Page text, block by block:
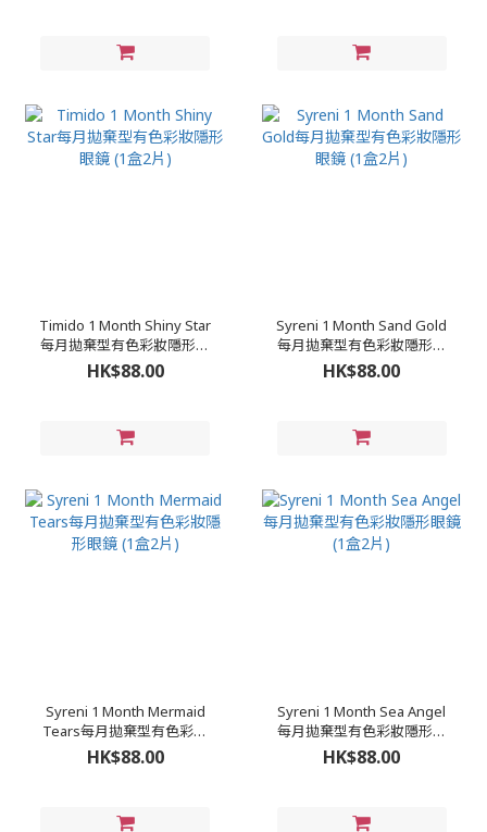
Timido 1 Month Shiny Star
每月拋棄型有色彩妝隱形眼
鏡 (1盒2片)
HK$88.00
Syreni 1 Month Sand Gold
每月拋棄型有色彩妝隱形眼
鏡 (1盒2片)
HK$88.00
Syreni 1 Month Mermaid
Tears每月拋棄型有色彩妝
隱形眼鏡 (1盒2片)
HK$88.00
Syreni 1 Month Sea Angel
每月拋棄型有色彩妝隱形眼
鏡 (1盒2片)
HK$88.00